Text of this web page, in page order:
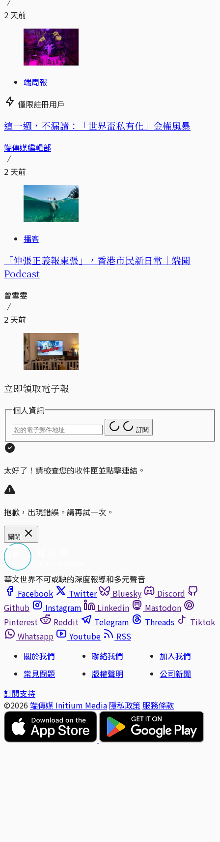
2 天前
端周報
僅限註冊用戶
這一週，不漏讀：「世界盃私有化」金權風暴
端傳媒編輯部
2 天前
播客
「伸張正義報東張」，香港市民新日常｜端聞
Podcast
曾雪雯
2 天前
立即領取電子報
個人資訊
訂閱
太好了！請檢查您的收件匣並點擊連結。
抱歉，出現錯誤。請再試一次。
關閉
華文世界不可或缺的深度報導和多元聲音
Facebook
Twitter Bluesky
Discord
Github
Instagram Linkedin
Mastodon
Pinterest
Reddit Telegram Threads
Tiktok
Whatsapp
Youtube
RSS
關於我們
聯絡我們
加入我們
常見問題
版權聲明
公司新聞
訂閱支持
©2026 端傳媒 Initium Media 隱私政策 服務條款